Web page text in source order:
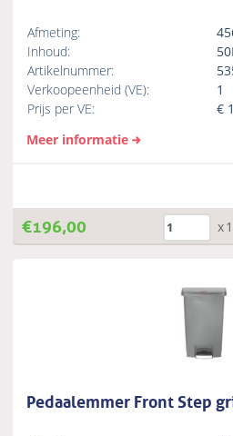
Afmeting:
Inhoud:
Artikelnummer:
Verkoopeenheid (VE):
1
Prijs per VE:
€
Meer informatie
€196,00 x1
Pedaalemmer Front Step